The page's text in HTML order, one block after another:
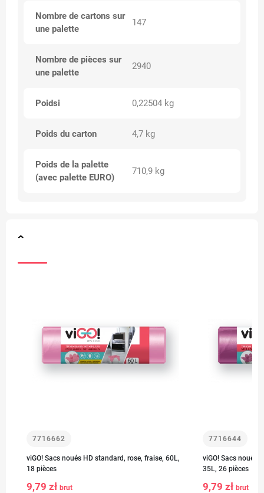
Nombre de cartons sur
une palette
147
Nombre de pièces sur
une palette
2940
Poidsi 0,22504 kg
Poids du carton 4,7 kg
Poids de la palette
(avec palette EURO)
710,9 kg
7716662
viGO! Sacs noués HD standard, rose, fraise, 60L,
18 pièces
9,79 zł brut
7716644
viGO! Sacs noués
35L, 26 pièces
9,79 zł brut